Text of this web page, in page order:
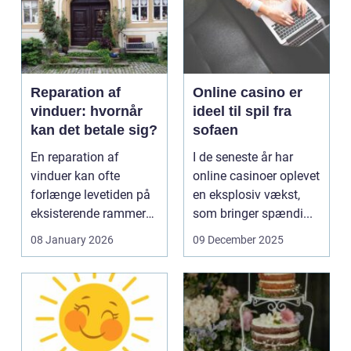
Reparation af
vinduer: hvornår
kan det betale sig?
En reparation af
vinduer kan ofte
forlænge levetiden på
eksisterende rammer
og glas med ...
08 January 2026
Online casino er
ideel til spil fra
sofaen
I de seneste år har
online casinoer oplevet
en eksplosiv vækst,
som bringer spændi...
09 December 2025